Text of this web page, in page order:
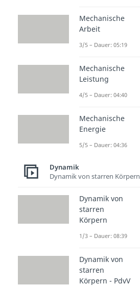
Mechanische
Arbeit
3/5 – Dauer: 05:19
Mechanische
Leistung
4/5 – Dauer: 04:40
Mechanische
Energie
5/5 – Dauer: 04:36
Dynamik
Dynamik von starren Körpern
Dynamik von
starren
Körpern
1/3 – Dauer: 08:39
Dynamik von
starren
Körpern - PdvV